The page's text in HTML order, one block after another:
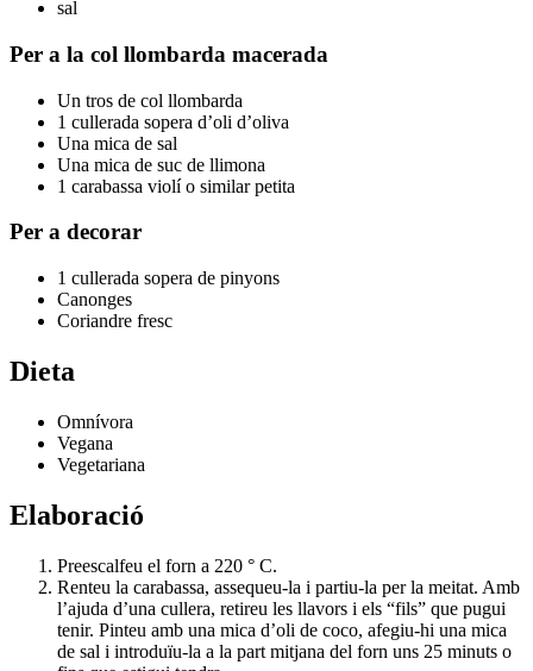
sal
Per a la col llombarda macerada
Un tros de col llombarda
1 cullerada sopera d’oli d’oliva
Una mica de sal
Una mica de suc de llimona
1 carabassa violí o similar petita
Per a decorar
1 cullerada sopera de pinyons
Canonges
Coriandre fresc
Dieta
Omnívora
Vegana
Vegetariana
Elaboració
Preescalfeu el forn a 220 ° C.
Renteu la carabassa, assequeu-la i partiu-la per la meitat. Amb
l’ajuda d’una cullera, retireu les llavors i els “fils” que pugui
tenir. Pinteu amb una mica d’oli de coco, afegiu-hi una mica
de sal i introduïu-la a la part mitjana del forn uns 25 minuts o